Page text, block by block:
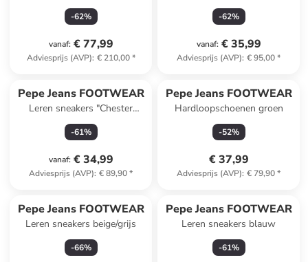
-62%
vanaf: € 77,99
Adviesprijs (AVP): € 210,00*
-62%
vanaf: € 35,99
Adviesprijs (AVP): € 95,00*
Pepe Jeans FOOTWEAR
Leren sneakers "Chester
Suppa" zwart
-61%
vanaf: € 34,99
Adviesprijs (AVP): € 89,90*
Pepe Jeans FOOTWEAR
Hardloopschoenen groen
-52%
€ 37,99
Adviesprijs (AVP): € 79,90*
Pepe Jeans FOOTWEAR
Leren sneakers beige/grijs
-66%
Pepe Jeans FOOTWEAR
Leren sneakers blauw
-61%